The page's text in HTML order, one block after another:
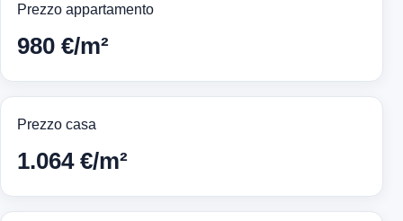
Prezzo appartamento
980 €/m²
Prezzo casa
1.064 €/m²